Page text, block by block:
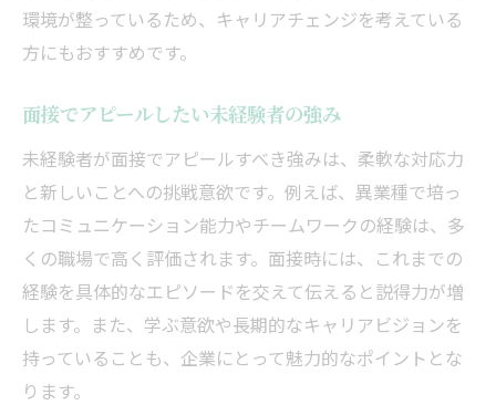
環境が整っているため、キャリアチェンジを考えている
方にもおすすめです。
面接でアピールしたい未経験者の強み
未経験者が面接でアピールすべき強みは、柔軟な対応力
と新しいことへの挑戦意欲です。例えば、異業種で培っ
たコミュニケーション能力やチームワークの経験は、多
くの職場で高く評価されます。面接時には、これまでの
経験を具体的なエピソードを交えて伝えると説得力が増
します。また、学ぶ意欲や長期的なキャリアビジョンを
持っていることも、企業にとって魅力的なポイントとな
ります。